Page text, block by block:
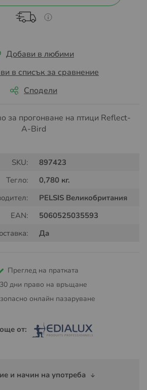
Добави в любими
в списък за сравнение
Сподели
за прогонване на птици Reflect-
A-Bird
SKU:
897423
Тегло:
0,780 кг.
PELSIS Великобритания
EAN:
5060525035593
Да
Преглед на пратката
30 дни право на връщане
онлайн пазаруване
от:
и начин на употреба